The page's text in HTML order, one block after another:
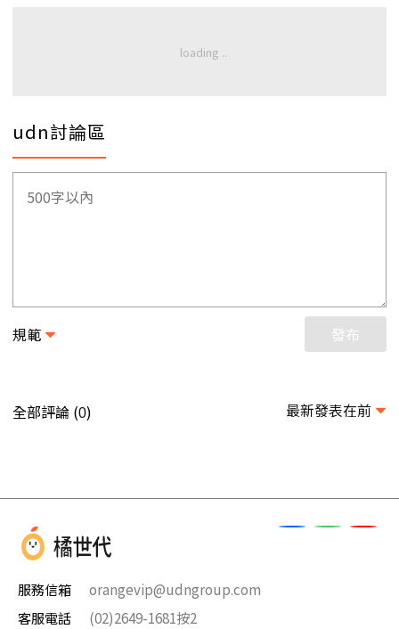
udn討論區
規範 發布
全部評論 (0) 最新發表在前
服務信箱
orangevip@udngroup.com
客服電話
(02)2649-1681按2